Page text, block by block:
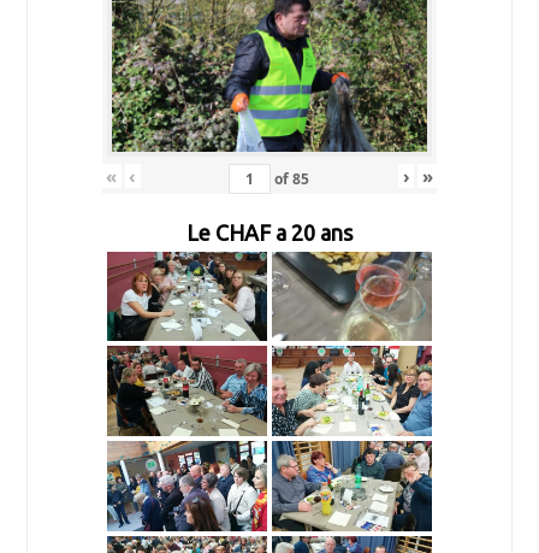
« ‹ of85 › »
Le CHAF a 20 ans